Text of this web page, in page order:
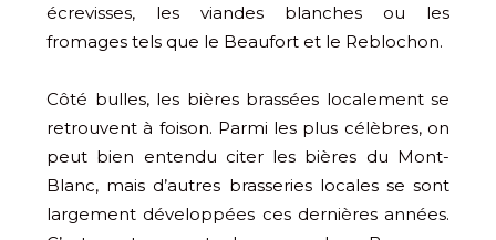
écrevisses, les viandes blanches ou les
fromages tels que le Beaufort et le Reblochon.
Côté bulles, les bières brassées localement se
retrouvent à foison. Parmi les plus célèbres, on
peut bien entendu citer les bières du Mont-
Blanc, mais d’autres brasseries locales se sont
largement développées ces dernières années.